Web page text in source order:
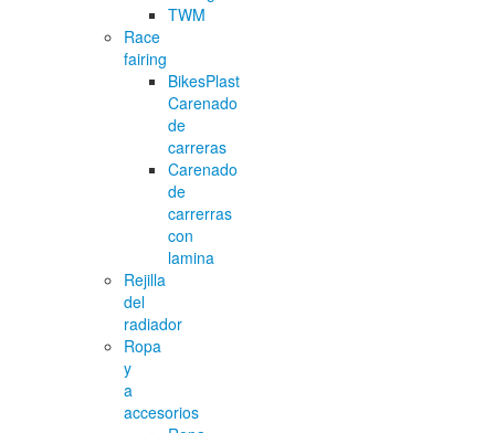
TWM
Race
fairing
BikesPlast
Carenado
de
carreras
Carenado
de
carrerras
con
lamina
Rejilla
del
radiador
Ropa
y
a
accesorios